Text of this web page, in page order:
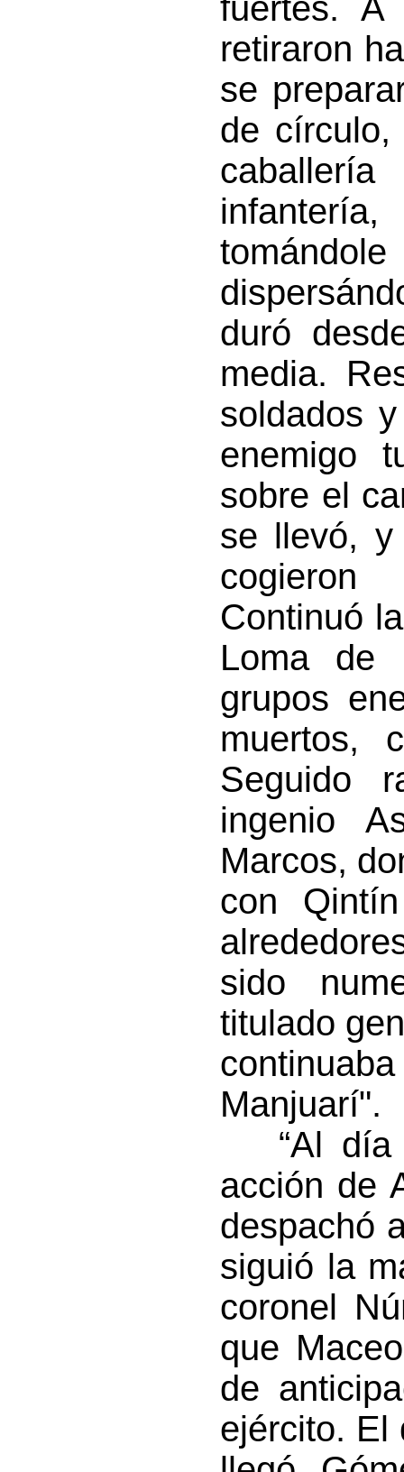
fuertes.
retiraron
se
de
duró
media.
soldados
enemigo
sobre el
se llevó, y
Continuó
Loma de
grupos
muertos,
Seguido
ingenio
Marcos,
con
sido
titulado
Manjuarí".
“Al día
acción de
despachó
siguió la
coronel
que
de
ejército. El